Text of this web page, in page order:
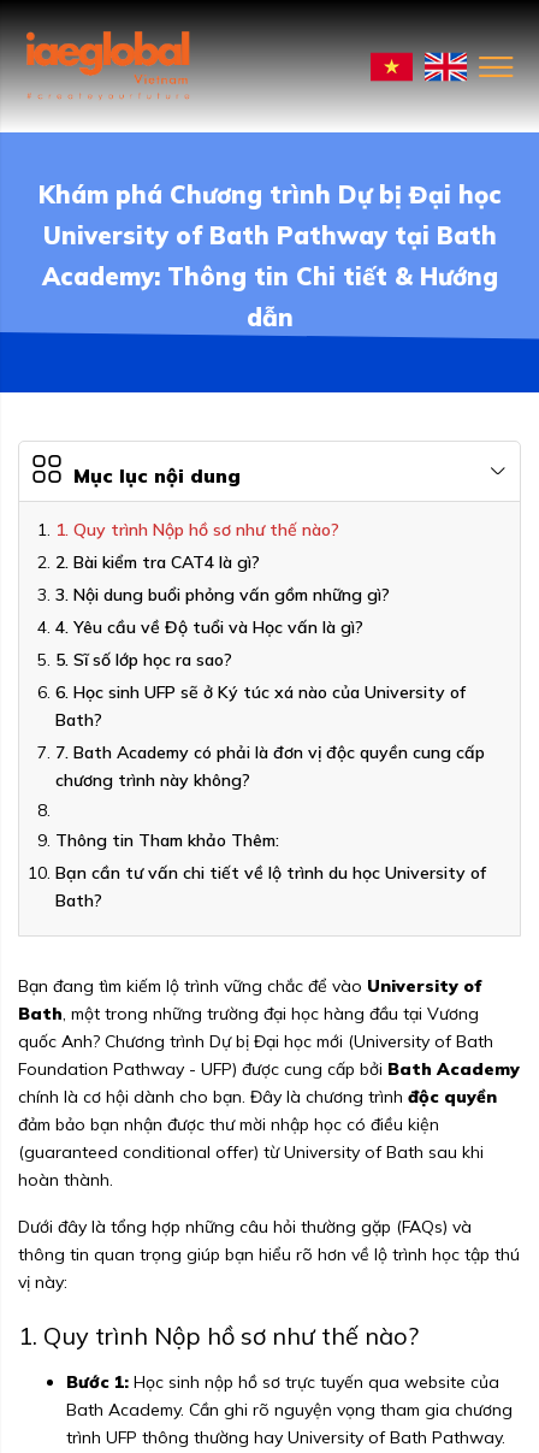
Khám phá Chương trình Dự bị Đại học
University of Bath Pathway tại Bath
Academy: Thông tin Chi tiết & Hướng
dẫn
Mục lục nội dung
1. Quy trình Nộp hồ sơ như thế nào?
2. Bài kiểm tra CAT4 là gì?
3. Nội dung buổi phỏng vấn gồm những gì?
4. Yêu cầu về Độ tuổi và Học vấn là gì?
5. Sĩ số lớp học ra sao?
6. Học sinh UFP sẽ ở Ký túc xá nào của University of
Bath?
7. Bath Academy có phải là đơn vị độc quyền cung cấp
chương trình này không?
Thông tin Tham khảo Thêm:
Bạn cần tư vấn chi tiết về lộ trình du học University of
Bath?
Bạn đang tìm kiếm lộ trình vững chắc để vào University of
Bath, một trong những trường đại học hàng đầu tại Vương
quốc Anh? Chương trình Dự bị Đại học mới (University of Bath
Foundation Pathway - UFP) được cung cấp bởi Bath Academy
chính là cơ hội dành cho bạn. Đây là chương trình độc quyền
đảm bảo bạn nhận được thư mời nhập học có điều kiện
(guaranteed conditional offer) từ University of Bath sau khi
hoàn thành.
Dưới đây là tổng hợp những câu hỏi thường gặp (FAQs) và
thông tin quan trọng giúp bạn hiểu rõ hơn về lộ trình học tập thú
vị này:
1. Quy trình Nộp hồ sơ như thế nào?
Bước 1: Học sinh nộp hồ sơ trực tuyến qua website của
Bath Academy. Cần ghi rõ nguyện vọng tham gia chương
trình UFP thông thường hay University of Bath Pathway.